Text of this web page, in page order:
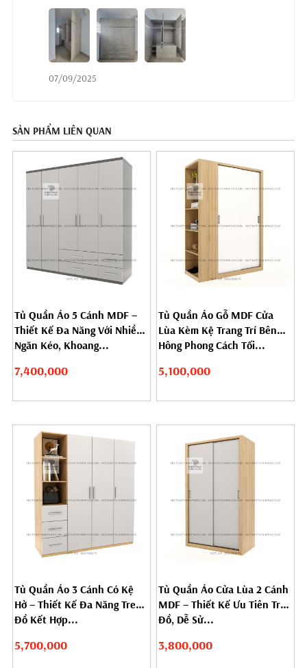
07/09/2025
SẢN PHẨM LIÊN QUAN
Tủ Quần Áo 5 Cánh MDF –
Thiết Kế Đa Năng Với Nhiều
Ngăn Kéo, Khoang...
7,400,000
Tủ Quần Áo Gỗ MDF Cửa
Lùa Kèm Kệ Trang Trí Bên
Hông Phong Cách Tối...
5,100,000
Tủ Quần Áo 3 Cánh Có Kệ
Hở – Thiết Kế Đa Năng Treo
Đồ Kết Hợp...
5,700,000
Tủ Quần Áo Cửa Lùa 2 Cánh
MDF – Thiết Kế Ưu Tiên Treo
Đồ, Dễ Sử...
3,800,000